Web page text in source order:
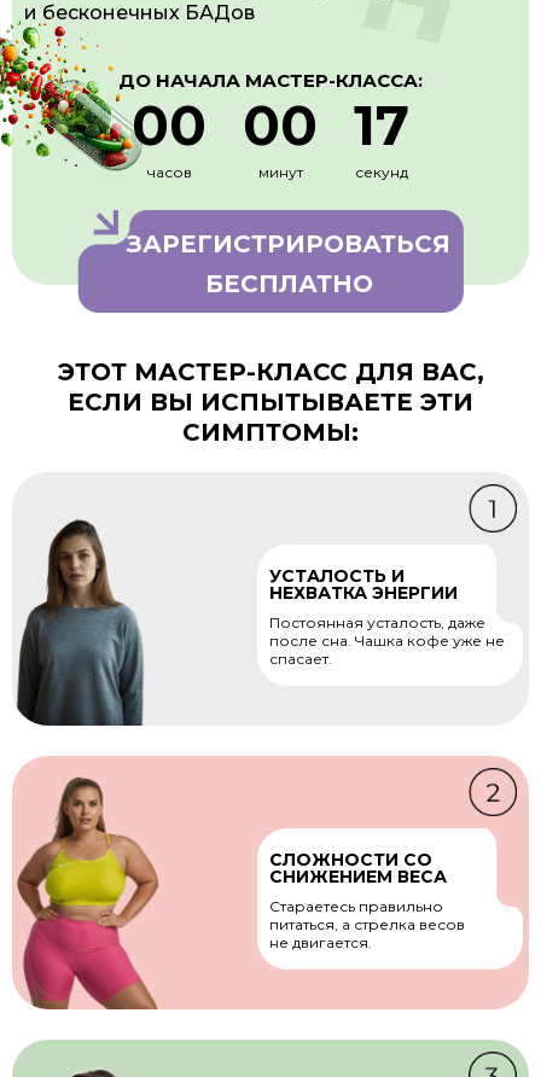
и бесконечных БАДов
ДО НАЧАЛА МАСТЕР-КЛАССА:
00
часов
00
минут
16
секунд
ЗАРЕГИСТРИРОВАТЬСЯ
БЕСПЛАТНО
ЭТОТ МАСТЕР-КЛАСС ДЛЯ ВАС,
ЕСЛИ ВЫ ИСПЫТЫВАЕТЕ ЭТИ
СИМПТОМЫ:
УСТАЛОСТЬ И
НЕХВАТКА ЭНЕРГИИ
Постоянная усталость, даже
после сна. Чашка кофе уже не
спасает.
СЛОЖНОСТИ СО
СНИЖЕНИЕМ ВЕСА
Стараетесь правильно
питаться, а стрелка весов
не двигается.